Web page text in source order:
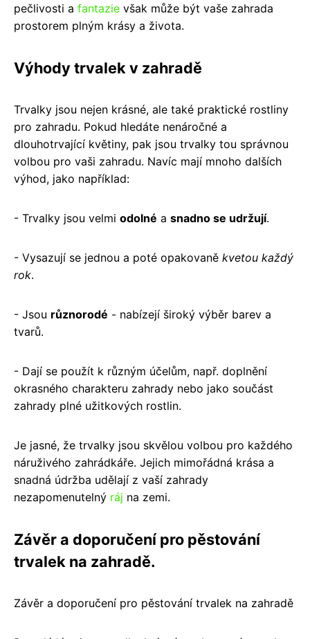
pečlivosti a fantazie však může být vaše zahrada
prostorem plným krásy a života.
Výhody trvalek v zahradě
Trvalky jsou nejen krásné, ale také praktické rostliny
pro zahradu. Pokud hledáte nenáročné a
dlouhotrvající květiny, pak jsou trvalky tou správnou
volbou pro vaši zahradu. Navíc mají mnoho dalších
výhod, jako například:
- Trvalky jsou velmi odolné a snadno se udržují.
- Vysazují se jednou a poté opakovaně kvetou každý
rok.
- Jsou různorodé - nabízejí široký výběr barev a
tvarů.
- Dají se použít k různým účelům, např. doplnění
okrasného charakteru zahrady nebo jako součást
zahrady plné užitkových rostlin.
Je jasné, že trvalky jsou skvělou volbou pro každého
náruživého zahrádkáře. Jejich mimořádná krása a
snadná údržba udělají z vaší zahrady
nezapomenutelný ráj na zemi.
Závěr a doporučení pro pěstování
trvalek na zahradě.
Závěr a doporučení pro pěstování trvalek na zahradě